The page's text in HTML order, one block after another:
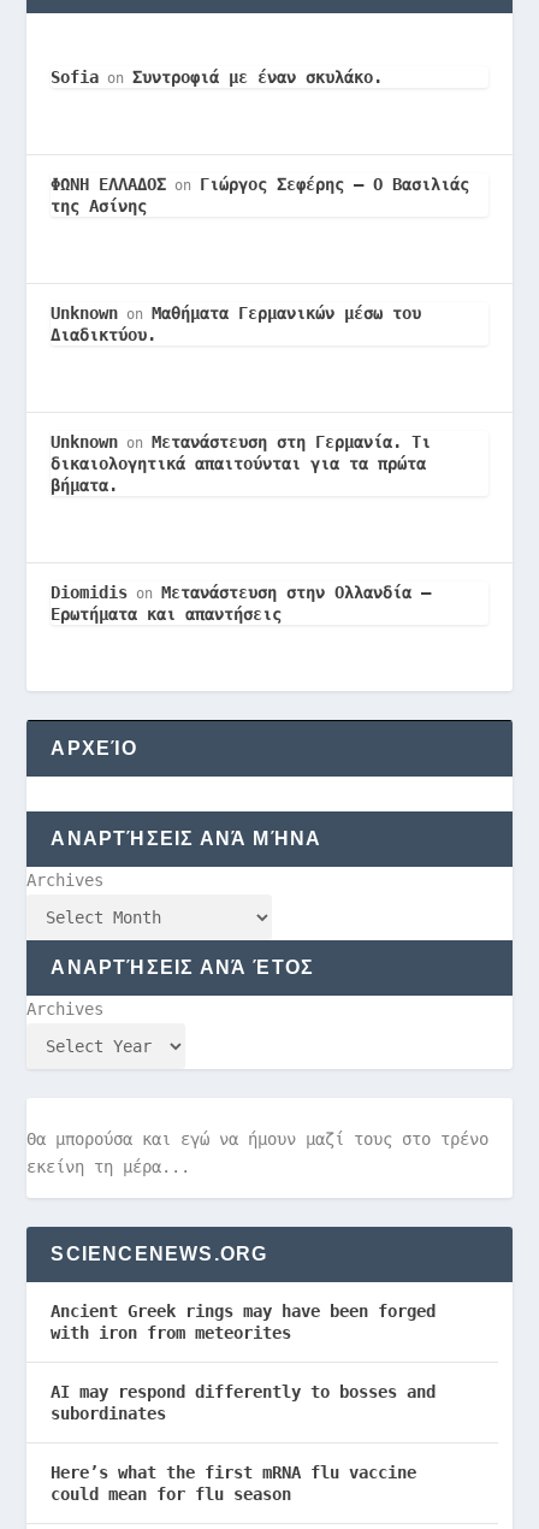
Sofia onΣυντροφιά με έναν σκυλάκο.
ΦΩΝΗ ΕΛΛΑΔΟΣ on Γιώργος Σεφέρης – Ο Βασιλιάς
της Ασίνης
Unknown on Μαθήματα Γερμανικών μέσω του
Διαδικτύου.
Unknown on Μετανάστευση στη Γερμανία. Τι
δικαιολογητικά απαιτούνται για τα πρώτα
βήματα.
Diomidis on Μετανάστευση στην Ολλανδία –
Ερωτήματα και απαντήσεις
ΑΡΧΕΊΟ
ΑΝΑΡΤΉΣΕΙΣ ΑΝΆ ΜΉΝΑ
Archives
ΑΝΑΡΤΉΣΕΙΣ ΑΝΆ ΈΤΟΣ
Archives
Θα μπορούσα και εγώ να ήμουν μαζί τους στο τρένο
εκείνη τη μέρα...
SCIENCENEWS.ORG
Ancient Greek rings may have been forged
with iron from meteorites
AI may respond differently to bosses and
subordinates
Here’s what the first mRNA flu vaccine
could mean for flu season